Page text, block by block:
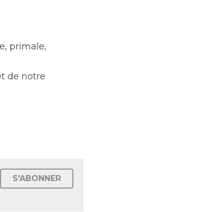
primale,
de notre
S'ABONNER